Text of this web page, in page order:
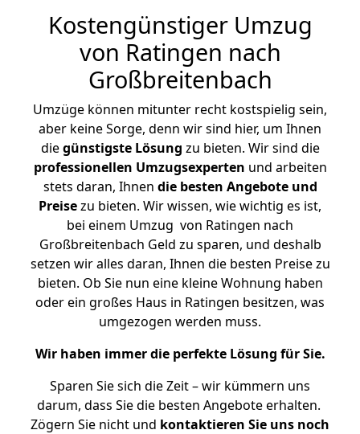
Kostengünstiger Umzug
von Ratingen nach
Großbreitenbach
Umzüge können mitunter recht kostspielig sein,
aber keine Sorge, denn wir sind hier, um Ihnen
diegünstigste Lösung zu bieten. Wir sind die
professionellen Umzugsexperten und arbeiten
stets daran, Ihnen die besten Angebote und
Preisezu bieten. Wir wissen, wie wichtig es ist,
bei einem Umzug von Ratingen nach
Großbreitenbach Geld zu sparen, und deshalb
setzen wir alles daran, Ihnen die besten Preise zu
bieten. Ob Sie nun eine kleine Wohnung haben
oder ein großes Haus in Ratingen besitzen, was
umgezogen werden muss.
Wir haben immer die perfekte Lösung für Sie.
Sparen Sie sich die Zeit – wir kümmern uns
darum, dass Sie die besten Angebote erhalten.
Zögern Sie nicht und kontaktieren Sie uns noch